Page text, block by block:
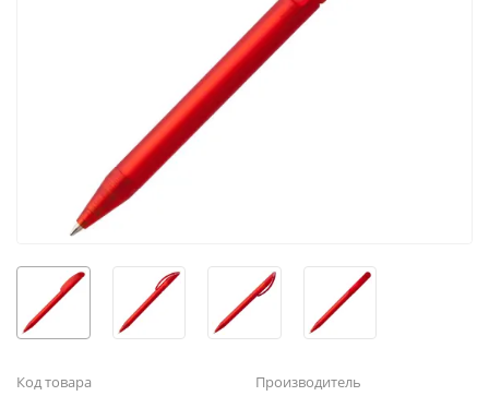
Код товара Производитель